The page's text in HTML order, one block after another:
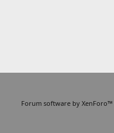
Forum software by XenForo™